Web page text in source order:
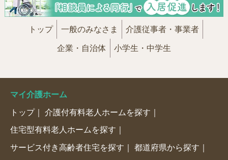
トップ 一般のみなさま 介護従事者・事業者
企業・自治体 小学生・中学生
マイ介護ホーム
トップ 介護付有料老人ホームを探す
住宅型有料老人ホームを探す
サービス付き高齢者住宅を探す 都道府県から探す